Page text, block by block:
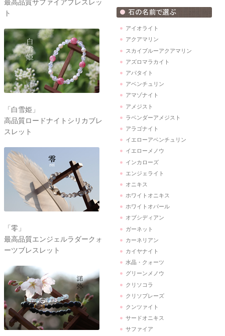
最高品質サファイアブレスレッ
ト
「白雪姫」
高品質ロードナイトシリカブレ
スレット
「零」
最高品質エンジェルラダークォ
ーツブレスレット
アイオライト
アクアマリン
スカイブルーアクアマリン
アズロマラカイト
アパタイト
アベンチュリン
アマゾナイト
アメジスト
ラベンダーアメジスト
アラゴナイト
イエローアベンチュリン
イエローメノウ
インカローズ
エンジェライト
オニキス
ホワイトオニキス
ホワイトオパール
オブシディアン
ガーネット
カーネリアン
カイヤナイト
水晶・クォーツ
グリーンメノウ
クリソコラ
クリソプレーズ
クンツァイト
サードオニキス
サファイア